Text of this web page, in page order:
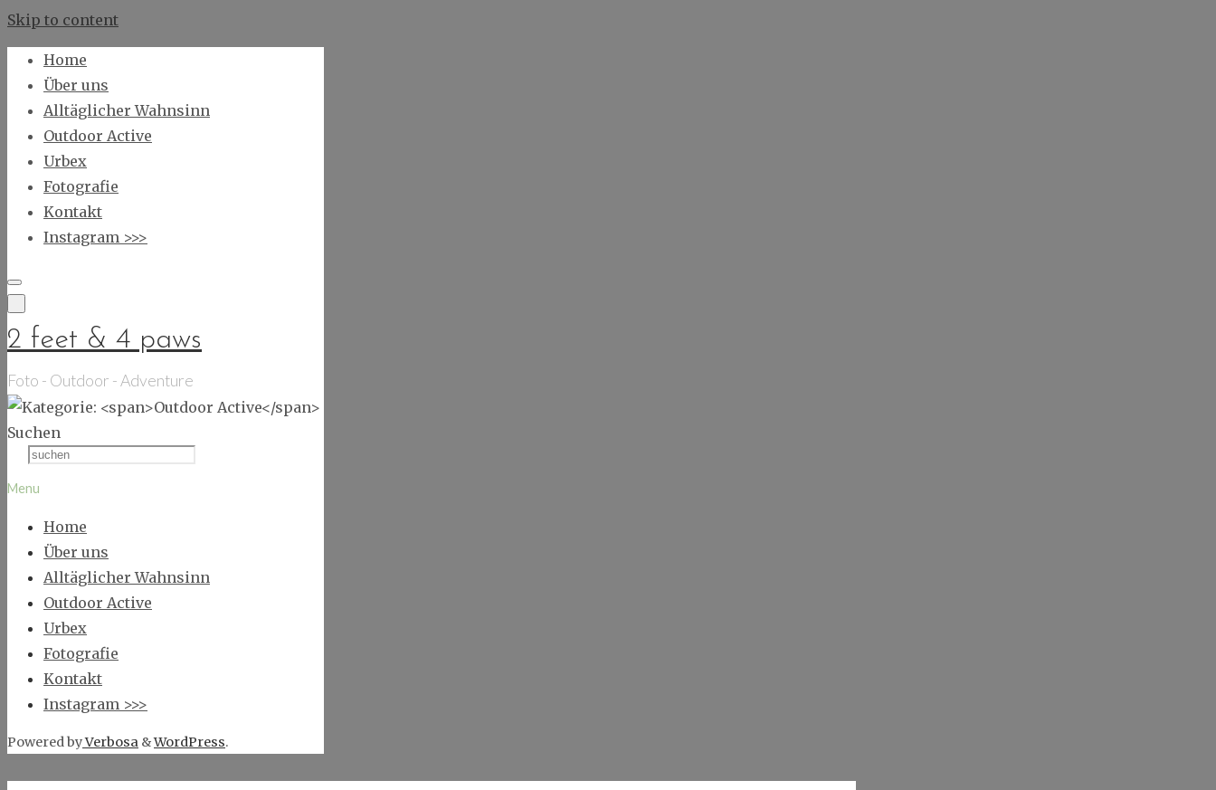
Skip to content
Home
Über uns
Alltäglicher Wahnsinn
Outdoor Active
Urbex
Fotografie
Kontakt
Instagram >>>
2 feet & 4 paws
Foto - Outdoor - Adventure
Suchen
Menu
Home
Über uns
Alltäglicher Wahnsinn
Outdoor Active
Urbex
Fotografie
Kontakt
Instagram >>>
Powered byVerbosa &WordPress.